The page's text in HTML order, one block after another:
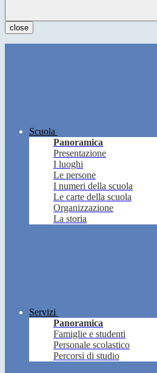
close
Scuola
Panoramica
Presentazione
I luoghi
Le persone
I numeri della scuola
Le carte della scuola
Organizzazione
La storia
Servizi
Panoramica
Famiglie e studenti
Personale scolastico
Percorsi di studio